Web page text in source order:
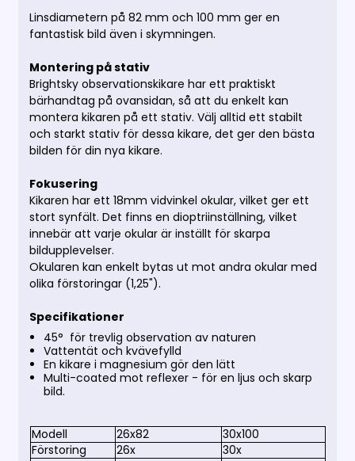
Linsdiametern på 82 mm och 100 mm ger en
fantastisk bild även i skymningen.
Montering på stativ
Brightsky observationskikare har ett praktiskt
bärhandtag på ovansidan, så att du enkelt kan
montera kikaren på ett stativ. Välj alltid ett stabilt
och starkt stativ för dessa kikare, det ger den bästa
bilden för din nya kikare.
Fokusering
Kikaren har ett 18mm vidvinkel okular, vilket ger ett
stort synfält. Det finns en dioptriinställning, vilket
innebär att varje okular är inställt för skarpa
bildupplevelser.
Okularen kan enkelt bytas ut mot andra okular med
olika förstoringar (1,25").
Specifikationer
45° för trevlig observation av naturen
Vattentät och kvävefylld
En kikare i magnesium gör den lätt
Multi-coated mot reflexer - för en ljus och skarp
bild.
Modell 26x82
30x100
Förstoring
26x
30x